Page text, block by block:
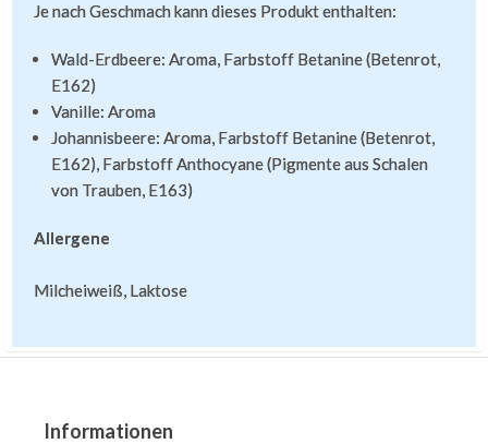
Je nach Geschmach kann dieses Produkt enthalten:
Wald-Erdbeere: Aroma, Farbstoff Betanine (Betenrot,
E162)
Vanille: Aroma
Johannisbeere: Aroma, Farbstoff Betanine (Betenrot,
E162), Farbstoff Anthocyane (Pigmente aus Schalen
von Trauben, E163)
Allergene
Milcheiweiß, Laktose
Informationen